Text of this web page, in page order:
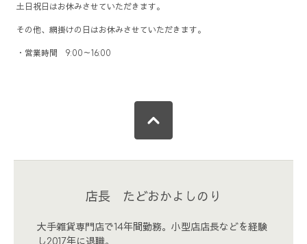
土日祝日はお休みさせていただきます。
その他、網掛けの日はお休みさせていただきます。
・営業時間 9:00～16:00
店長 たどおかよしのり
大手雑貨専門店で14年間勤務。小型店店長などを経験
し2017年に退職。